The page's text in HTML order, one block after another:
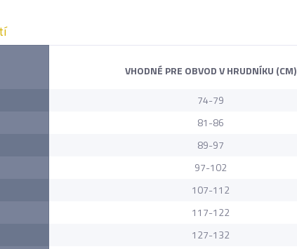
VHODNÉ PRE OBVOD V HRUDNÍKU (CM)
74-79
81-86
89-97
97-102
107-112
117-122
127-132